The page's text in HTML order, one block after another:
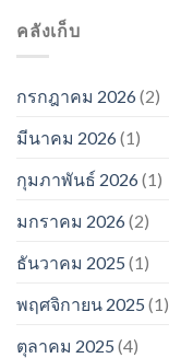
คลังเก็บ
กรกฎาคม 2026(2)
มีนาคม 2026(1)
กุมภาพันธ์ 2026(1)
มกราคม 2026(2)
ธันวาคม 2025 (1)
พฤศจิกายน 2025 (1)
ตุลาคม 2025 (4)